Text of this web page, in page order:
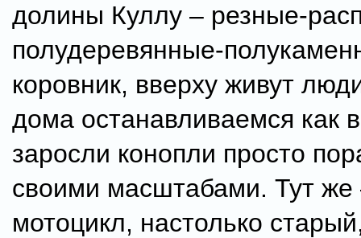
долины Куллу – резные-
полудеревянные-
коровник, вверху живут
дома останавливаемся как
заросли конопли просто
своими масштабами. Тут же
мотоцикл, настолько